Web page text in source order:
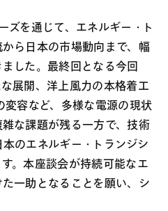
ズを通じて、エネルギー・ト
ら日本の市場動向まで、幅
した。最終回となる今回
展開、洋上風力の本格着工
容など、多様な電源の現状
な課題が残る一方で、技術
のエネルギー・トランジシ
。本座談会が持続可能なエ
一助となることを願い、シ